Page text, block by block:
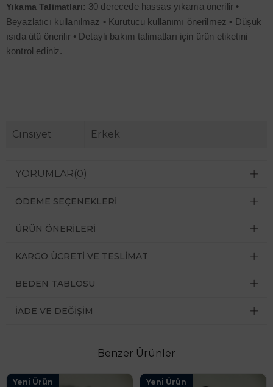
Yıkama Talimatları: 30 derecede hassas yıkama önerilir •
Beyazlatıcı kullanılmaz • Kurutucu kullanımı önerilmez • Düşük
ısıda ütü önerilir • Detaylı bakım talimatları için ürün etiketini
kontrol ediniz.
Cinsiyet Erkek
YORUMLAR(0)
ÖDEME SEÇENEKLERI
ÜRÜN ÖNERILERI
KARGO ÜCRETI VE TESLIMAT
BEDEN TABLOSU
İADE VE DEĞIŞIM
Benzer Ürünler
Yeni Ürün Yeni Ürün